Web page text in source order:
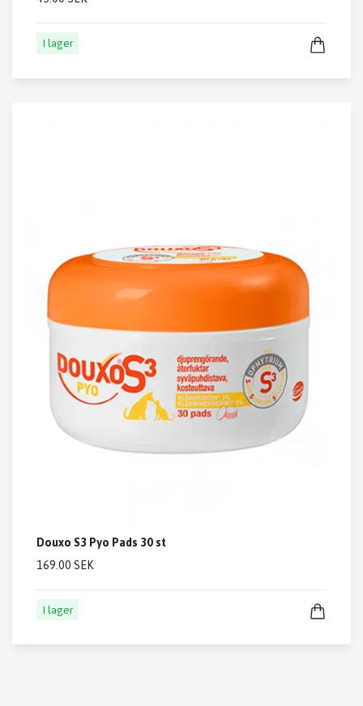
I lager
Douxo S3 Pyo Pads 30 st
169.00 SEK
I lager